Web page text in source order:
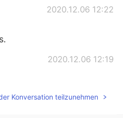
2020.12.06 12:22
2020.12.06 12:19
Konversation teilzunehmen